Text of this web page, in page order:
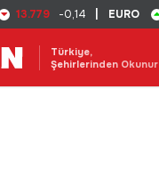
13.779 -0,14 EURO
Türkiye,
Şehirlerinden Okunur